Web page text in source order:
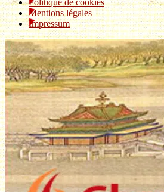
Politique de cookies
Mentions légales
Impressum